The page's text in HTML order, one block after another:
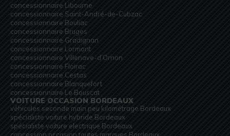
concessionnaire Libourne
concessionnaire Saint-André-de-Cubzac
concessionnaire Bouliac
concessionnaire Bruges
concessionnaire Gradignan
concessionnaire Lormont
concessionnaire Villenave-d’Ornon
concessionnaire Floirac
concessionnaire Cestas
concessionnaire Blanquefort
concessionnaire Le Bouscat
VOITURE OCCASION BORDEAUX
véhicules seconde main peu kilométrage Bordeaux
spécialiste voiture hybride Bordeaux
spécialiste voiture electrique Bordeaux
concession occasion toutes marques Bordeaux